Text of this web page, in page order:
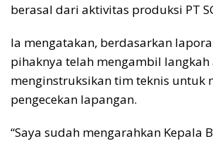
berasal dari aktivitas produksi PT
Ia mengatakan, berdasarkan
pihaknya telah mengambil langkah
menginstruksikan tim teknis untuk
pengecekan lapangan.
“Saya sudah mengarahkan Kepala